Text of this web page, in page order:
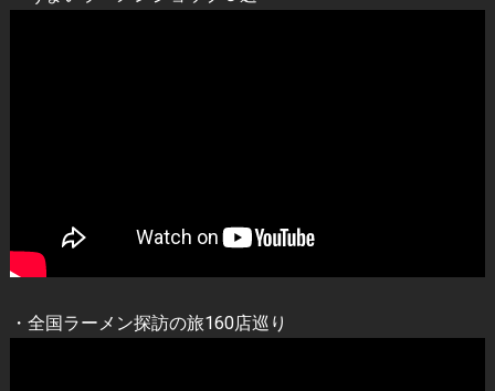
・全国ラーメン探訪の旅160店巡り